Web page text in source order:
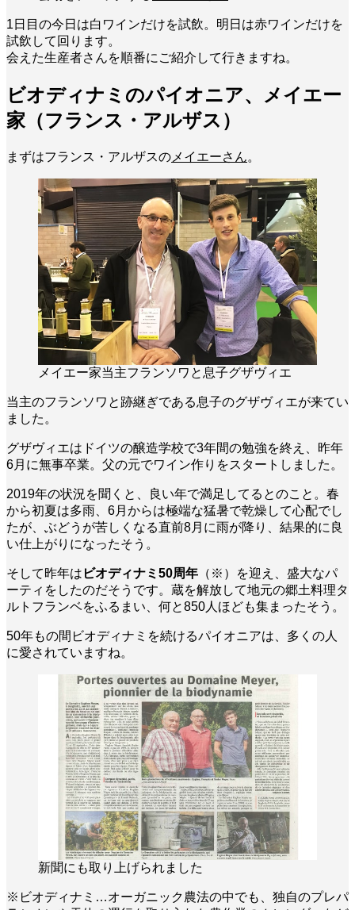
1日目の今日は白ワインだけを試飲。明日は赤ワインだけを
試飲して回ります。
会えた生産者さんを順番にご紹介して行きますね。
ビオディナミのパイオニア、メイエー
家（フランス・アルザス）
まずはフランス・アルザスの メイエーさん。
メイエー家当主フランソワと息子グザヴィエ
当主のフランソワと跡継ぎである息子のグザヴィエが来てい
ました。
グザヴィエはドイツの醸造学校で3年間の勉強を終え、昨年
6月に無事卒業。父の元でワイン作りをスタートしました。
2019年の状況を聞くと、良い年で満足してるとのこと。春
から初夏は多雨、6月からは極端な猛暑で乾燥して心配でし
たが、ぶどうが苦しくなる直前8月に雨が降り、結果的に良
い仕上がりになったそう。
そして昨年は ビオディナミ50周年 （※）を迎え、盛大なパ
ーティをしたのだそうです。蔵を解放して地元の郷土料理タ
ルトフランベをふるまい、何と850人ほども集まったそう。
50年もの間ビオディナミを続けるパイオニアは、多くの人
に愛されていますね。
新聞にも取り上げられました
※ビオディナミ…オーガニック農法の中でも、独自のプレパ